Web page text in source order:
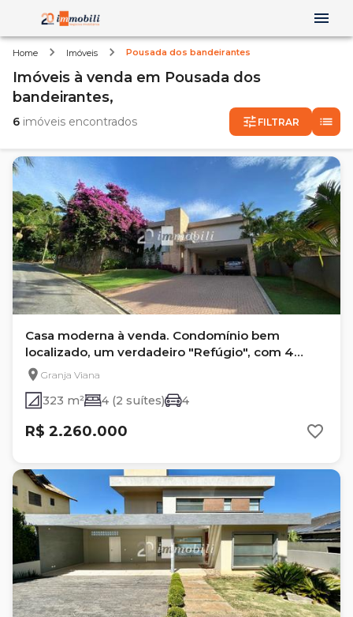
Home Imóveis Pousada dos bandeirantes
Imóveis à venda em Pousada dos
bandeirantes,
6 imóveis encontrados FILTRAR
Casa moderna à venda. Condomínio bem
localizado, um verdadeiro "Refúgio", com 4
quartos na Granja Viana
Granja Viana
323 m² 4 (2 suítes) 4
R$ 2.260.000